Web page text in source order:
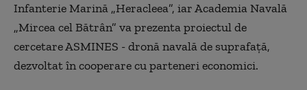
Infanterie Marină „Heracleea”, iar Academia Navală
„Mircea cel Bătrân” va prezenta proiectul de
cercetare ASMINES - dronă navală de suprafaţă,
dezvoltat în cooperare cu parteneri economici.